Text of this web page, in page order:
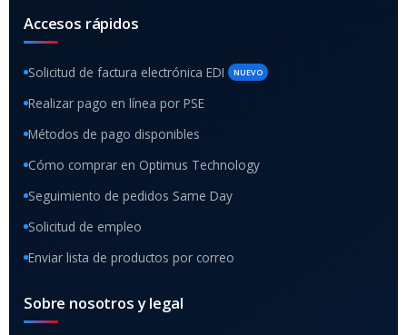
Accesos rápidos
Solicitud de factura electrónica EDI NUEVO
Realizar pago en línea por PSE
Métodos de pago disponibles
Cómo comprar en Optimus Technology
Seguimiento de pedidos Same Day
Solicitud de empleo
Enviar lista de productos por correo
Sobre nosotros y legal